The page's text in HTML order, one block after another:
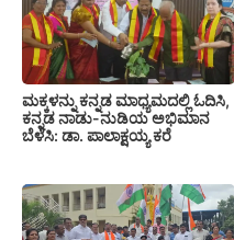
ಮಕ್ಕಳನ್ನು ಕನ್ನಡ ಮಾಧ್ಯಮದಲ್ಲಿ ಓದಿಸಿ,
ಕನ್ನಡ ನಾಡು-ನುಡಿಯ ಅಭಿಮಾನ
ಬೆಳೆಸಿ: ಡಾ. ಪಾಲಾಕ್ಷಯ್ಯ ಕರೆ